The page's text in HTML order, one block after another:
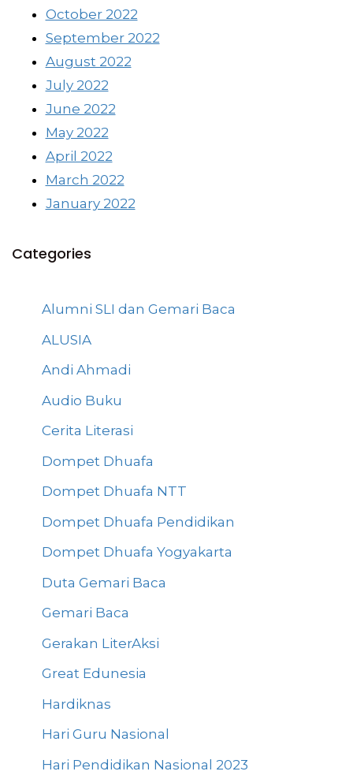
October 2022
September 2022
August 2022
July 2022
June 2022
May 2022
April 2022
March 2022
January 2022
Categories
Alumni SLI dan Gemari Baca
ALUSIA
Andi Ahmadi
Audio Buku
Cerita Literasi
Dompet Dhuafa
Dompet Dhuafa NTT
Dompet Dhuafa Pendidikan
Dompet Dhuafa Yogyakarta
Duta Gemari Baca
Gemari Baca
Gerakan LiterAksi
Great Edunesia
Hardiknas
Hari Guru Nasional
Hari Pendidikan Nasional 2023